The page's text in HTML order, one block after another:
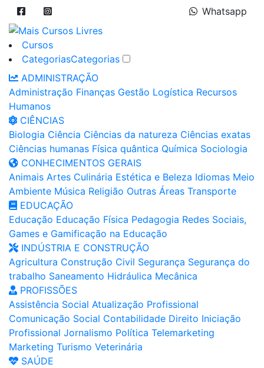
Whatsapp
Cursos
CategoriasCategorias
ADMINISTRAÇÃO
Administração Finanças Gestão Logística Recursos
Humanos
CIÊNCIAS
Biologia Ciência Ciências da natureza Ciências exatas
Ciências humanas Física quântica Química Sociologia
CONHECIMENTOS GERAIS
Animais Artes Culinária Estética e Beleza Idiomas Meio
Ambiente Música Religião Outras Áreas Transporte
EDUCAÇÃO
Educação Educação Física Pedagogia Redes Sociais,
Games e Gamificação na Educação
INDÚSTRIA E CONSTRUÇÃO
Agricultura Construção Civil Segurança Segurança do
trabalho Saneamento Hidráulica Mecânica
PROFISSÕES
Assistência Social Atualização Profissional
Comunicação Social Contabilidade Direito Iniciação
Profissional Jornalismo Política Telemarketing
Marketing Turismo Veterinária
SAÚDE